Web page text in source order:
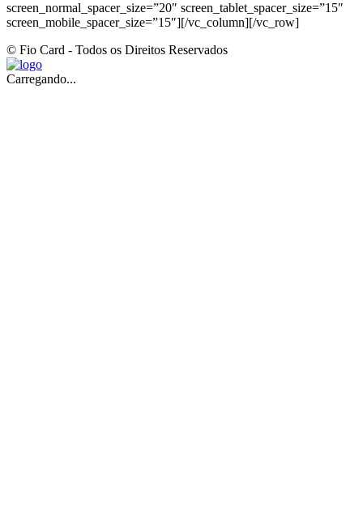
screen_normal_spacer_size=”20″ screen_tablet_spacer_size=”15″
screen_mobile_spacer_size=”15″][/vc_column][/vc_row]
© Fio Card - Todos os Direitos Reservados
Carregando...